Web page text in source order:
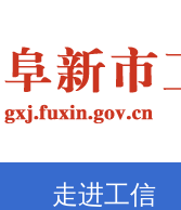
走进工信